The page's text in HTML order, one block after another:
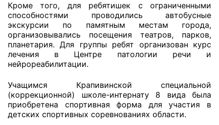
Кроме того, для ребятишек с ограниченными
способностями проводились автобусные
экскурсии по памятным местам города,
организовывались посещения театров, парков,
планетария. Для группы ребят организован курс
лечения в Центре патологии речи и
нейрореабилитации.
Учащимся Крапивинской специальной
(коррекционной) школе-интернату 8 вида была
приобретена спортивная форма для участия в
детских спортивных соревнованиях области.